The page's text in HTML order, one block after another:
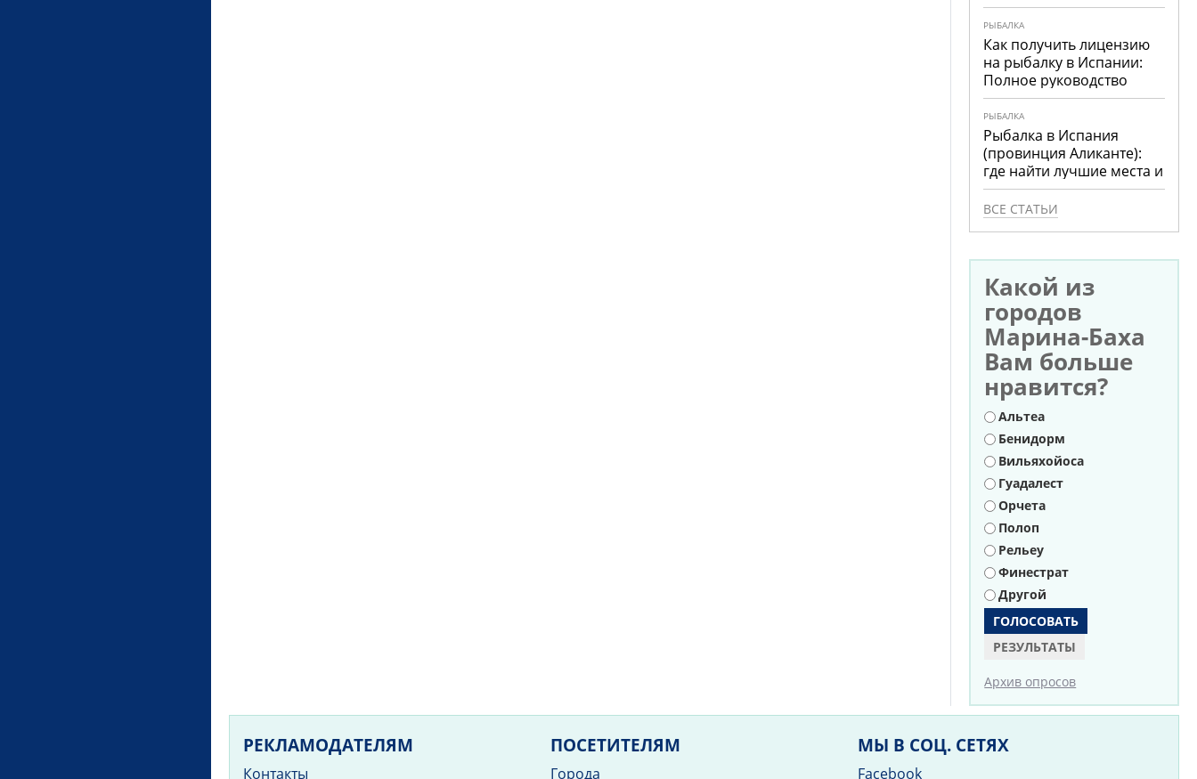
РЫБАЛКА
Как получить лицензию
на рыбалку в Испании:
Полное руководство
РЫБАЛКА
Рыбалка в Испания
(провинция Аликанте):
где найти лучшие места и
что ловить
ВСЕ СТАТЬИ
Какой из
городов
Марина-Баха
Вам больше
нравится?
Варианты
Альтеа
Бенидорм
Вильяхойоса
Гуадалест
Орчета
Полоп
Рельеу
Финестрат
Другой
РЕЗУЛЬТАТЫ
Архив опросов
РЕКЛАМОДАТЕЛЯМ
Контакты
ПОСЕТИТЕЛЯМ
Города
МЫ В СОЦ. СЕТЯХ
Facebook